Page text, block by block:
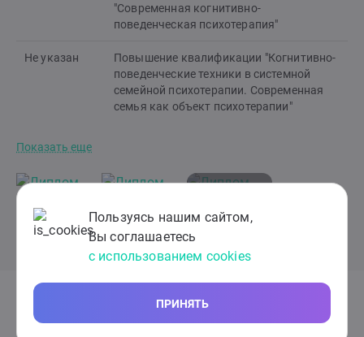
Пользуясь нашим сайтом,
Вы соглашаетесь
с использованием cookies
ПРИНЯТЬ
"Современная когнитивно-
поведенческая психотерапия"
Не указан
Повышение квалификации "Когнитивно-
поведенческие техники в системной
семейной психотерапии. Современная
семья как объект психотерапии"
Показать еще
Отзывы клиентов сервиса